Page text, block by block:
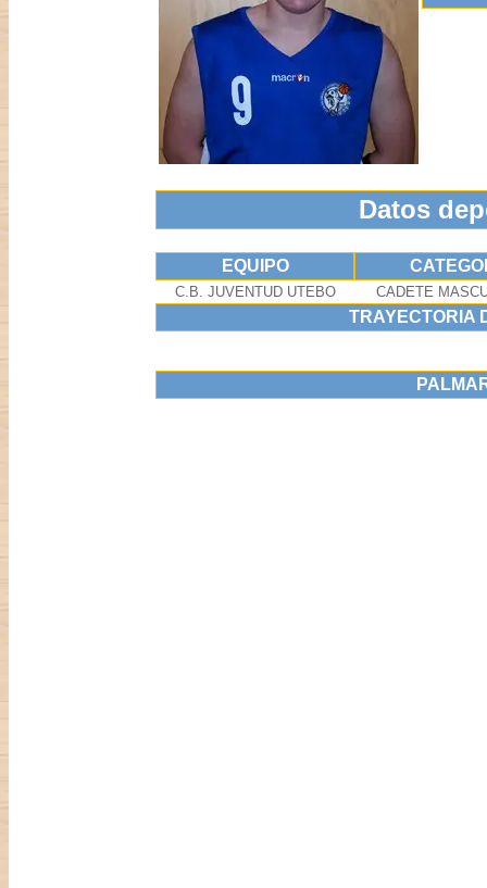
Datos
EQUIPO
C.B. JUVENTUD UTEBO CADETE
TRAYECTORIA